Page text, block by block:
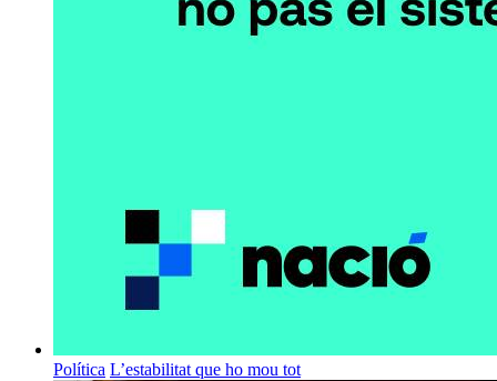
Política L’estabilitat que ho mou tot